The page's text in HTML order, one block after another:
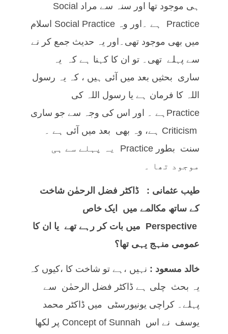
ہی موجود تھا اور سنہ سے مراد Social
Practice ہے ۔اور وہ Social Practice اسلام
میں بھی موجود تھی۔اور یہ حدیث جمع کر نے
سے پہلے تھی۔ تو ان کا کہنا ہے کہ یہ
ساری بحثیں بعد میں آئی ہیں ، کہ یہ رسول
اللہ کا فرمان ہے یا رسول اللہ کی
Practiceہے ۔ اور اس کی وجہ سے جو ساری
Criticism ہے، وہ بھی بعد میں آئی ہے ۔
سنت بطور Practice یہ پہلے سے ہی
موجود تھا ۔
طیب عثمانی : ڈاکٹر فضل الرحمٰن شاخت
کے ساتھ مکالمے میں ایک خاص
Perspective
میں بات کر رہے تھے یا ان کا
عمومی منہج یہی تھا؟
خالد مسعود : نہیں ،ہے تو شاخت کا ،کیوں کہ
یہ بحث چلی ہے ڈاکٹر فضل الرحمٰن سے
پہلے۔ کراچی یونیورسٹی میں ڈاکٹر محمد
یوسف نے اس Concept of Sunnah پر لکھا